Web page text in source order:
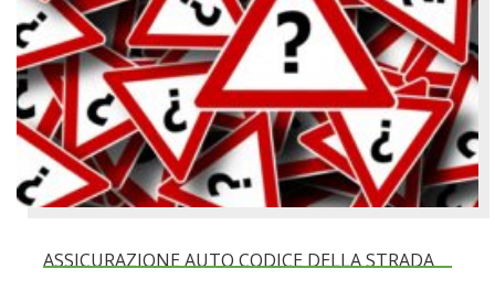
ASSICURAZIONE AUTO CODICE DELLA STRADA